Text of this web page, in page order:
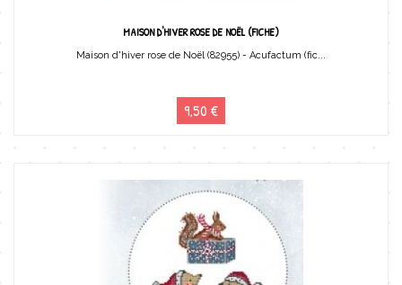
MAISON D'HIVER ROSE DE NOËL (FICHE)
Maison d'hiver rose de Noël (82955) - Acufactum (fic...
9,50 €